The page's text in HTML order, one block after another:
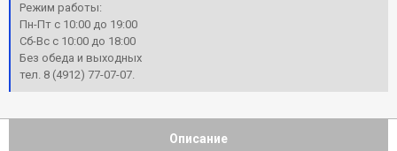
Режим работы:
Пн-Пт с 10:00 до 19:00
Сб-Вс с 10:00 до 18:00
Без обеда и выходных
тел. 8 (4912) 77-07-07.
Описание